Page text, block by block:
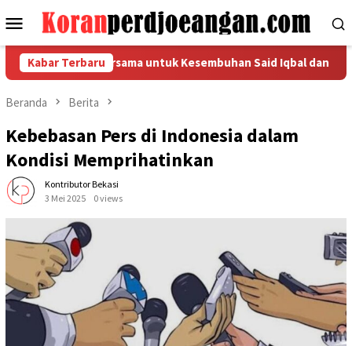
ke
Menu
Mobile
Kabar Terbaru
Gelar Doa Bersama untuk Kesembuhan Said Iqbal dan Para
Beranda Berita
Kebebasan Pers di Indonesia dalam
Kondisi Memprihatinkan
Kontributor Bekasi
3 Mei 2025
0 views